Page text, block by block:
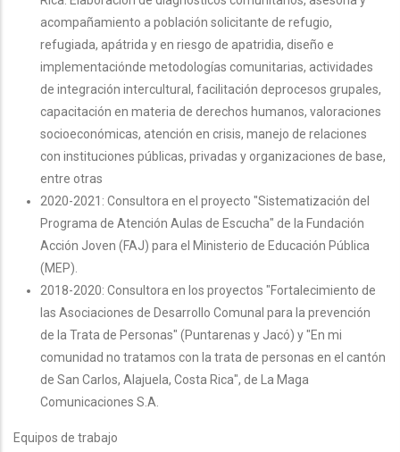
acompañamiento a población solicitante de refugio,
refugiada, apátrida y en riesgo de apatridia, diseño e
implementaciónde metodologías comunitarias, actividades
de integración intercultural, facilitación deprocesos grupales,
capacitación en materia de derechos humanos, valoraciones
socioeconómicas, atención en crisis, manejo de relaciones
con instituciones públicas, privadas y organizaciones de base,
entre otras
2020-2021: Consultora en el proyecto "Sistematización del
Programa de Atención Aulas de Escucha" de la Fundación
Acción Joven (FAJ) para el Ministerio de Educación Pública
(MEP).
2018-2020: Consultora en los proyectos "Fortalecimiento de
las Asociaciones de Desarrollo Comunal para la prevención
de la Trata de Personas" (Puntarenas y Jacó) y "En mi
comunidad no tratamos con la trata de personas en el cantón
de San Carlos, Alajuela, Costa Rica", de La Maga
Comunicaciones S.A.
Equipos de trabajo